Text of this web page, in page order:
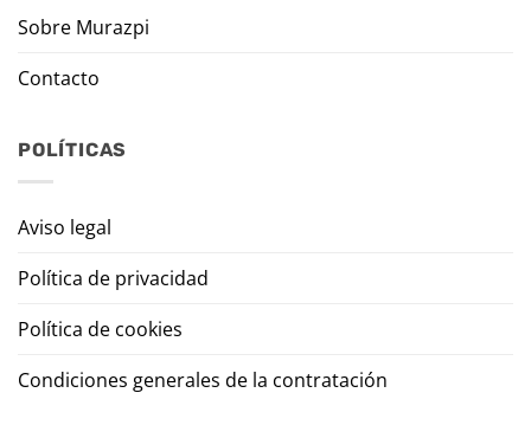
Sobre Murazpi
Contacto
POLÍTICAS
Aviso legal
Política de privacidad
Política de cookies
Condiciones generales de la contratación